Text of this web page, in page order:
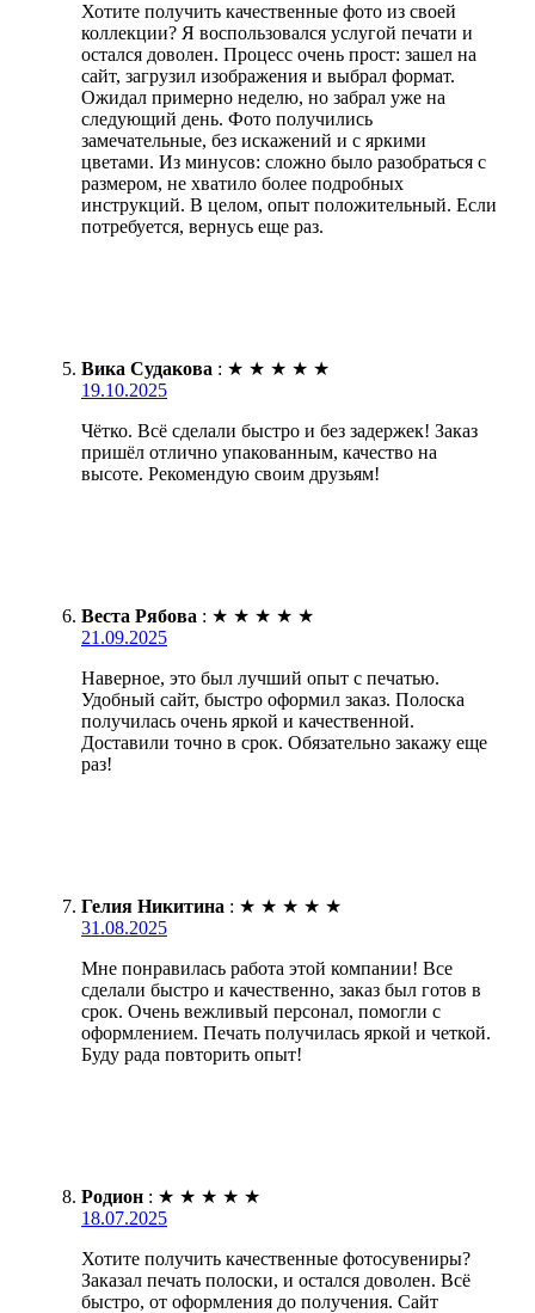
Хотите получить качественные фото из своей
коллекции? Я воспользовался услугой печати и
остался доволен. Процесс очень прост: зашел на
сайт, загрузил изображения и выбрал формат.
Ожидал примерно неделю, но забрал уже на
следующий день. Фото получились
замечательные, без искажений и с яркими
цветами. Из минусов: сложно было разобраться с
размером, не хватило более подробных
инструкций. В целом, опыт положительный. Если
потребуется, вернусь еще раз.
Вика Судакова : ★ ★ ★ ★ ★
19.10.2025
Чётко. Всё сделали быстро и без задержек! Заказ
пришёл отлично упакованным, качество на
высоте. Рекомендую своим друзьям!
Веста Рябова : ★ ★ ★ ★ ★
21.09.2025
Наверное, это был лучший опыт с печатью.
Удобный сайт, быстро оформил заказ. Полоска
получилась очень яркой и качественной.
Доставили точно в срок. Обязательно закажу еще
раз!
Гелия Никитина : ★ ★ ★ ★ ★
31.08.2025
Мне понравилась работа этой компании! Все
сделали быстро и качественно, заказ был готов в
срок. Очень вежливый персонал, помогли с
оформлением. Печать получилась яркой и четкой.
Буду рада повторить опыт!
Родион : ★ ★ ★ ★ ★
18.07.2025
Хотите получить качественные фотосувениры?
Заказал печать полоски, и остался доволен. Всё
быстро, от оформления до получения. Сайт